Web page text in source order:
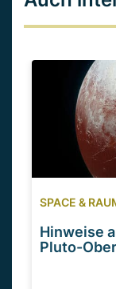
SPACE &
Hinweise
Pluto-